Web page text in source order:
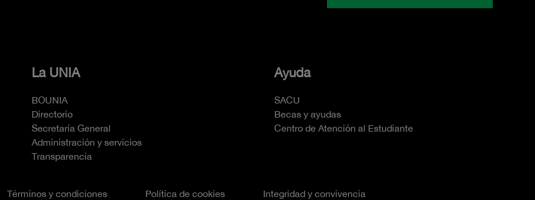
La UNIA
BOUNIA
Directorio
Secretaría General
Administración y servicios
Transparencia
Ayuda
SACU
Becas y ayudas
Centro de Atención al Estudiante
Términos y condiciones Política de cookies Integridad y convivencia